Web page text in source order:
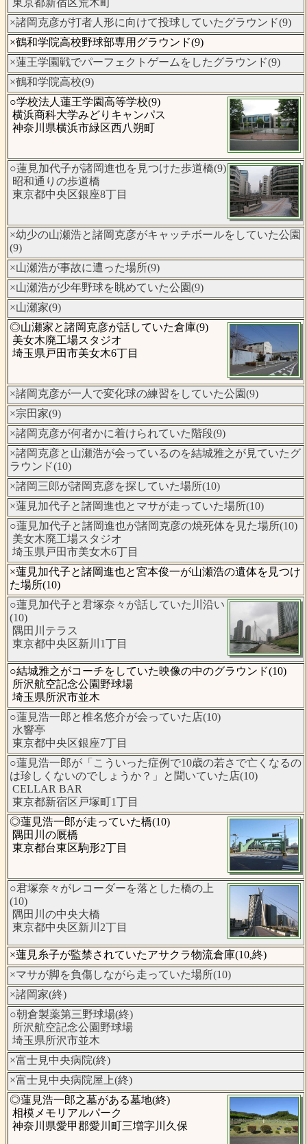
×諸岡克彦が打者人形に向けて投球していたグラウンド(9)
×鶴和学院高校野球部専用グラウンド(9)
×蓮王学園戦でパーフェクトゲームをしたグラウンド(9)
×鶴和学院高校(9)
○学校法人蓮王学園高等学校(9)
横浜商科大学みどりキャンパス
神奈川県横浜市緑区西八朔町
○蓮見加代子が諸岡進也を見つけた歩道橋(9)
昭和通りの歩道橋
東京都中央区銀座8丁目
×幼少の山瀬浩と諸岡克彦がキャッチボールをしていた公園
(9)
×山瀬浩が事故に遭った場所(9)
×山瀬浩が少年野球を眺めていた公園(9)
×山瀬家(9)
◎山瀬家と諸岡克彦が話していた倉庫(9)
美女木廃工場スタジオ
埼玉県戸田市美女木6丁目
×諸岡克彦が一人で変化球の練習をしていた公園(9)
×宗田家(9)
×諸岡克彦が何者かに着けられていた階段(9)
×諸岡克彦と山瀬浩が会っているのを結城雅之が見ていたグ
ラウンド(10)
×諸岡三郎が諸岡克彦を探していた場所(10)
×蓮見加代子と諸岡進也とマサが走っていた場所(10)
○蓮見加代子と諸岡進也が諸岡克彦の焼死体を見た場所(10)
美女木廃工場スタジオ
埼玉県戸田市美女木6丁目
×蓮見加代子と諸岡進也と宮本俊一が山瀬浩の遺体を見つけ
た場所(10)
○蓮見加代子と君塚奈々が話していた川沿い
(10)
隅田川テラス
東京都中央区新川1丁目
○結城雅之がコーチをしていた映像の中のグラウンド(10)
所沢航空記念公園野球場
埼玉県所沢市並木
○蓮見浩一郎と椎名悠介が会っていた店(10)
水響亭
東京都中央区銀座7丁目
○蓮見浩一郎が「こういった症例で10歳の若さで亡くなるの
は珍しくないのでしょうか？」と聞いていた店(10)
CELLAR BAR
東京都新宿区戸塚町1丁目
◎蓮見浩一郎が走っていた橋(10)
隅田川の厩橋
東京都台東区駒形2丁目
○君塚奈々がレコーダーを落とした橋の上
(10)
隅田川の中央大橋
東京都中央区新川2丁目
×蓮見糸子が監禁されていたアサクラ物流倉庫(10,終)
×マサが脚を負傷しながら走っていた場所(10)
×諸岡家(終)
○朝倉製薬第三野球場(終)
所沢航空記念公園野球場
埼玉県所沢市並木
×富士見中央病院(終)
×富士見中央病院屋上(終)
◎蓮見浩一郎之墓がある墓地(終)
相模メモリアルパーク
神奈川県愛甲郡愛川町三増字川久保